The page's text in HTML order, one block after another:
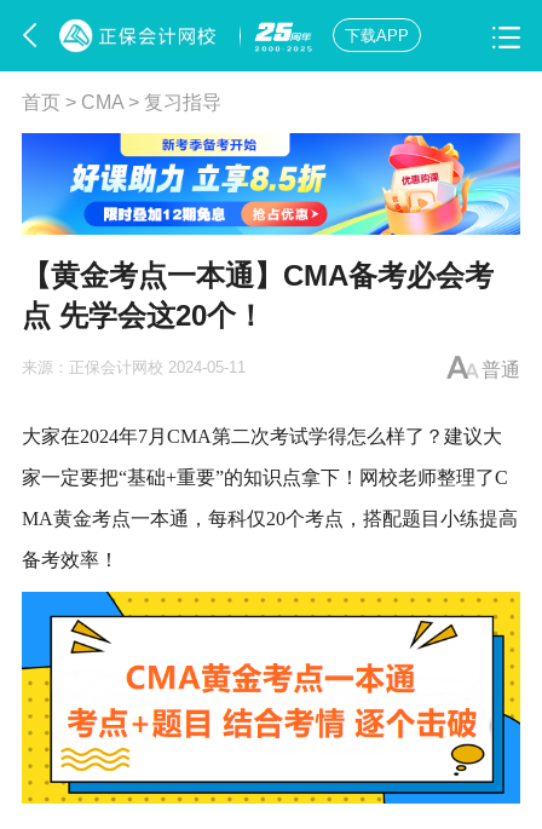
下载APP
首页> CMA> 复习指导
【黄金考点一本通】CMA备考必会考
点 先学会这20个！
普通
来源： 正保会计网校 2024-05-11
大家在2024年7月CMA第二次考试学得怎么样了？建议大
家一定要把“基础+重要”的知识点拿下！网校老师整理了C
MA黄金考点一本通，每科仅20个考点，搭配题目小练提高
备考效率！